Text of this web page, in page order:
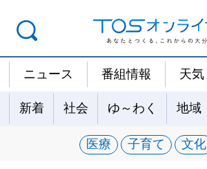
ニュース 番組情報 天気
新着 社会 ゆ～わく 地域
医療 子育て 文化